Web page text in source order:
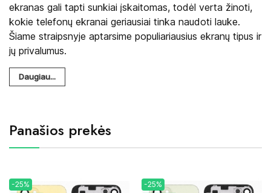
ekranas gali tapti sunkiai įskaitomas, todėl verta žinoti,
kokie telefonų ekranai geriausiai tinka naudoti lauke.
Šiame straipsnyje aptarsime populiariausius ekranų tipus ir
jų privalumus.
Daugiau...
Panašios prekės
-25%
-25%